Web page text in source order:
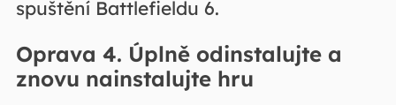
spuštění Battlefieldu 6.
Oprava 4. Úplně odinstalujte a
znovu nainstalujte hru